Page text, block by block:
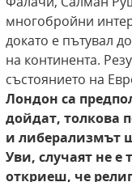
многобройни
докато е пътувал
на континента.
състоянието на
Лондон са
дойдат, толкова
и либерализмът
Уви, случаят не е
откриеш, че